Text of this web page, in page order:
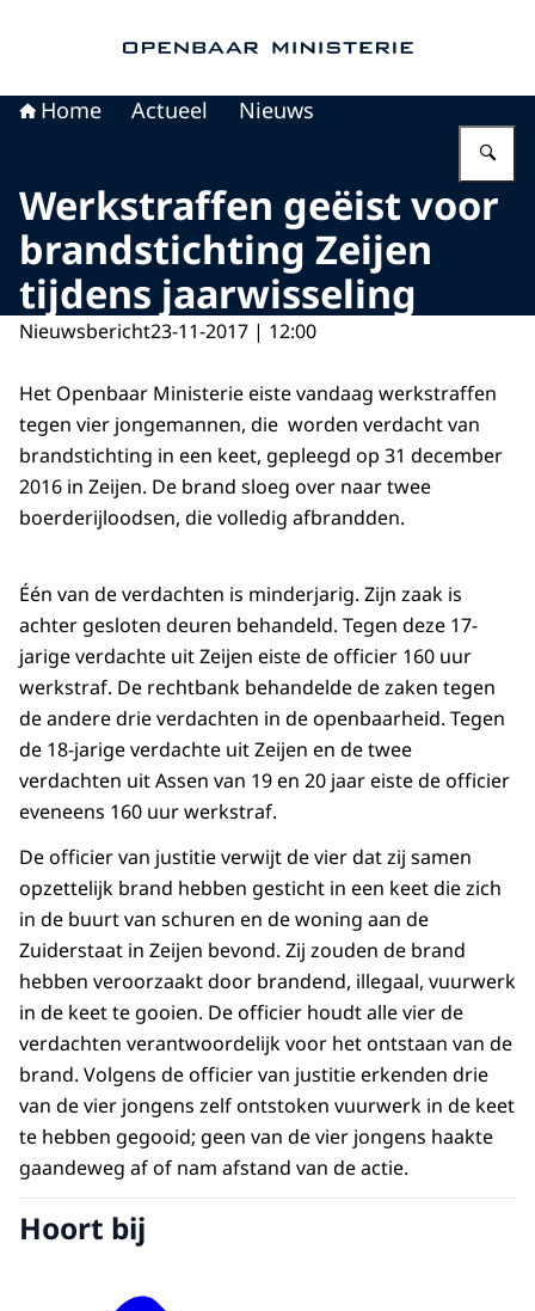
Home Actueel Nieuws
Werkstraffen geëist voor
brandstichting Zeijen
tijdens jaarwisseling
Nieuwsbericht23-11-2017 | 12:00
Het Openbaar Ministerie eiste vandaag werkstraffen
tegen vier jongemannen, die worden verdacht van
brandstichting in een keet, gepleegd op 31 december
2016 in Zeijen. De brand sloeg over naar twee
boerderijloodsen, die volledig afbrandden.
Één van de verdachten is minderjarig. Zijn zaak is
achter gesloten deuren behandeld. Tegen deze 17-
jarige verdachte uit Zeijen eiste de officier 160 uur
werkstraf. De rechtbank behandelde de zaken tegen
de andere drie verdachten in de openbaarheid. Tegen
de 18-jarige verdachte uit Zeijen en de twee
verdachten uit Assen van 19 en 20 jaar eiste de officier
eveneens 160 uur werkstraf.
De officier van justitie verwijt de vier dat zij samen
opzettelijk brand hebben gesticht in een keet die zich
in de buurt van schuren en de woning aan de
Zuiderstaat in Zeijen bevond. Zij zouden de brand
hebben veroorzaakt door brandend, illegaal, vuurwerk
in de keet te gooien. De officier houdt alle vier de
verdachten verantwoordelijk voor het ontstaan van de
brand. Volgens de officier van justitie erkenden drie
van de vier jongens zelf ontstoken vuurwerk in de keet
te hebben gegooid; geen van de vier jongens haakte
gaandeweg af of nam afstand van de actie.
Hoort bij